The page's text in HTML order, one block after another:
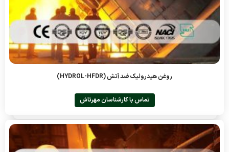
روغن هیدرولیک ضد آتش (HYDROL-HFDR)
تماس با کارشناسان مهرتاش